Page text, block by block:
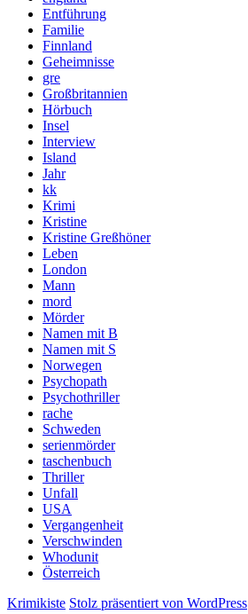
Entführung
Familie
Finnland
Geheimnisse
gre
Großbritannien
Hörbuch
Insel
Interview
Island
Jahr
kk
Krimi
Kristine
Kristine Greßhöner
Leben
London
Mann
mord
Mörder
Namen mit B
Namen mit S
Norwegen
Psychopath
Psychothriller
rache
Schweden
serienmörder
taschenbuch
Thriller
Unfall
USA
Vergangenheit
Verschwinden
Whodunit
Österreich
Krimikiste Stolz präsentiert von WordPress